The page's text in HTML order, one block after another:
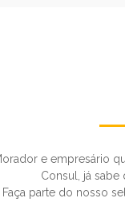
e empresário
Consul, já
Faça parte do nosso